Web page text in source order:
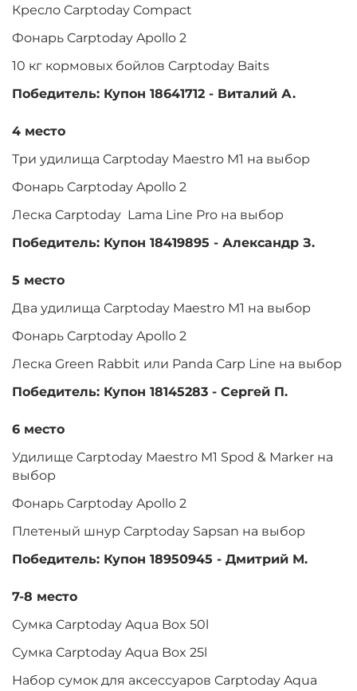
Кресло Carptoday Compact
Фонарь Carptoday Apollo 2
10 кг кормовых бойлов Carptoday Baits
Победитель: Купон 18641712 - Виталий А.
4 место
Три удилища Carptoday Maestro M1 на выбор
Фонарь Carptoday Apollo 2
Леска Carptoday Lama Line Pro на выбор
Победитель: Купон 18419895 - Александр З.
5 место
Два удилища Carptoday Maestro M1 на выбор
Фонарь Carptoday Apollo 2
Леска Green Rabbit или Panda Carp Line на выбор
Победитель: Купон 18145283 - Сергей П.
6 место
Удилище Carptoday Maestro M1 Spod & Marker на
выбор
Фонарь Carptoday Apollo 2
Плетеный шнур Carptoday Sapsan на выбор
Победитель: Купон 18950945 - Дмитрий М.
7-8 место
Сумка Carptoday Aqua Box 50l
Сумка Carptoday Aqua Box 25l
Набор сумок для аксессуаров Carptoday Aqua